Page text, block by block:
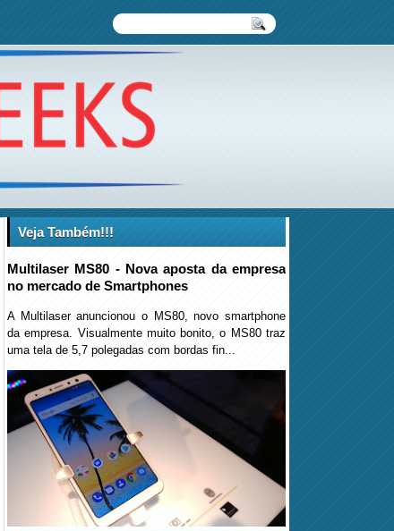
Veja Também!!!
Multilaser MS80 - Nova aposta da empresa
no mercado de Smartphones
A Multilaser anuncionou o MS80, novo smartphone
da empresa. Visualmente muito bonito, o MS80 traz
uma tela de 5,7 polegadas com bordas fin...